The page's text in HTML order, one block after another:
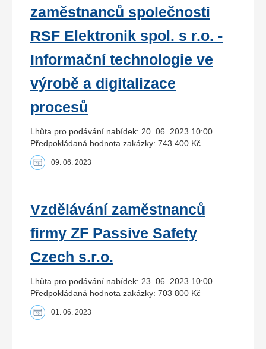
zaměstnanců společnosti
RSF Elektronik spol. s r.o. -
Informační technologie ve
výrobě a digitalizace
procesů
Lhůta pro podávání nabídek: 20. 06. 2023 10:00
Předpokládaná hodnota zakázky: 743 400 Kč
09. 06. 2023
Vzdělávání zaměstnanců
firmy ZF Passive Safety
Czech s.r.o.
Lhůta pro podávání nabídek: 23. 06. 2023 10:00
Předpokládaná hodnota zakázky: 703 800 Kč
01. 06. 2023